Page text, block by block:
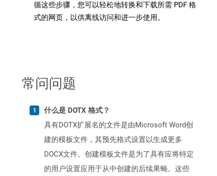
循这些步骤，您可以轻松地转换和下载所需 PDF 格
式的网页，以供离线访问和进一步使用。
常问问题
什么是 DOTX 格式？
具有DOTX扩展名的文件是由Microsoft Word创
建的模板文件，其预先格式设置以生成更多
DOCX文件。创建模板文件是为了具有应将特定
的用户设置应用于从中创建的后续果蝇。这些